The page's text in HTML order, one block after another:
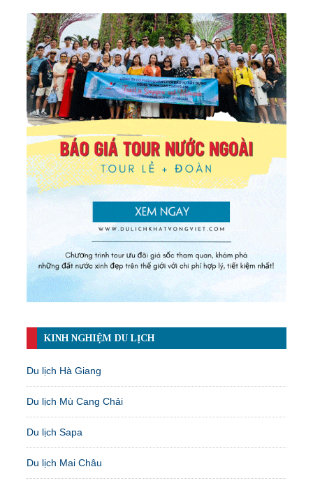
KINH NGHIỆM DU LỊCH
Du lịch Hà Giang
Du lịch Mù Cang Chải
Du lịch Sapa
Du lịch Mai Châu